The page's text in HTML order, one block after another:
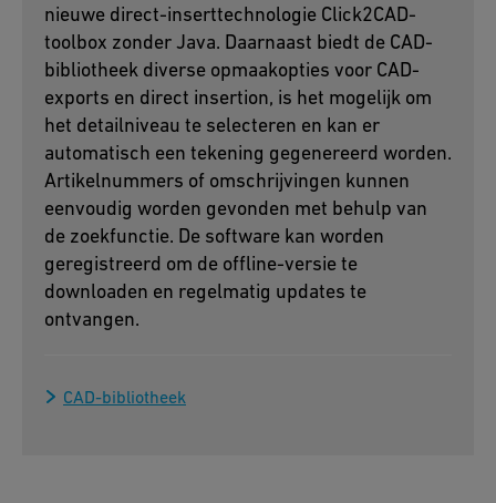
nieuwe direct-inserttechnologie Click2CAD-
toolbox zonder Java. Daarnaast biedt de CAD-
bibliotheek diverse opmaakopties voor CAD-
exports en direct insertion, is het mogelijk om
het detailniveau te selecteren en kan er
automatisch een tekening gegenereerd worden.
Artikelnummers of omschrijvingen kunnen
eenvoudig worden gevonden met behulp van
de zoekfunctie. De software kan worden
geregistreerd om de offline-versie te
downloaden en regelmatig updates te
ontvangen.
CAD-bibliotheek